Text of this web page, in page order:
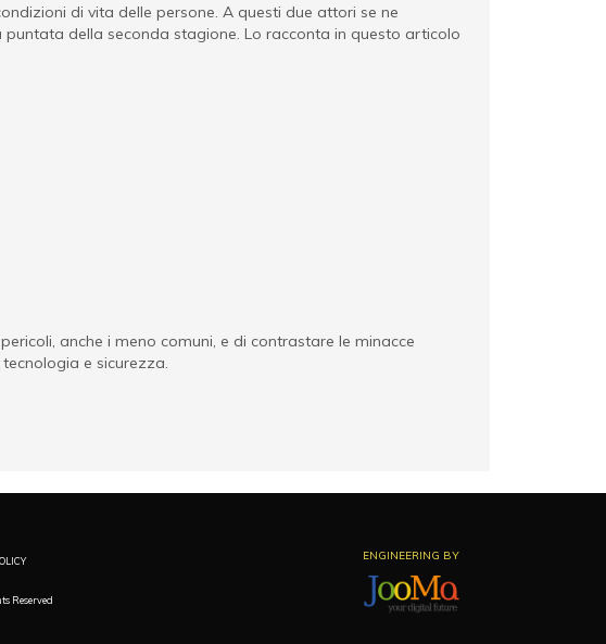
di vita delle persone. A questi due attori se ne
della seconda stagione. Lo racconta in questo articolo
anche i meno comuni, e di contrastare le minacce
e sicurezza.
Reserved
ENGINEERING BY